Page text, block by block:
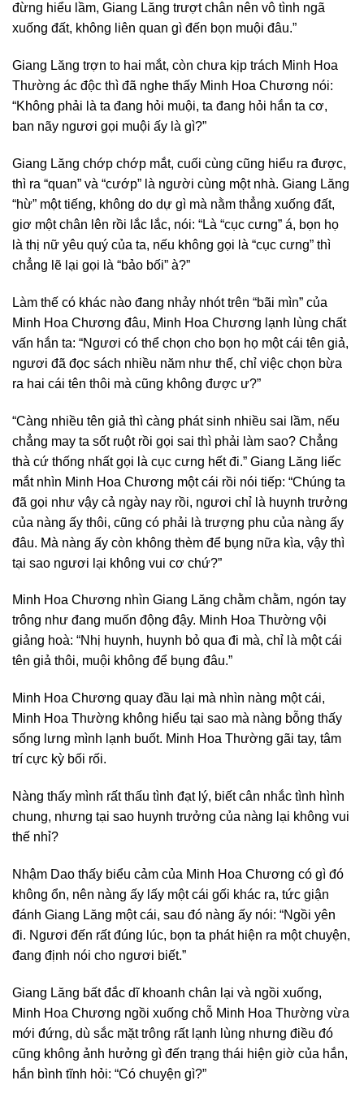
đừng hiểu lầm, Giang Lăng trượt chân nên vô tình ngã
xuống đất, không liên quan gì đến bọn muội đâu.”
Giang Lăng trợn to hai mắt, còn chưa kịp trách Minh Hoa
Thường ác độc thì đã nghe thấy Minh Hoa Chương nói:
“Không phải là ta đang hỏi muội, ta đang hỏi hắn ta cơ,
ban nãy ngươi gọi muội ấy là gì?”
Giang Lăng chớp chớp mắt, cuối cùng cũng hiểu ra được,
thì ra “quan” và “cướp” là người cùng một nhà. Giang Lăng
“hừ” một tiếng, không do dự gì mà nằm thẳng xuống đất,
giơ một chân lên rồi lắc lắc, nói: “Là “cục cưng” á, bọn họ
là thị nữ yêu quý của ta, nếu không gọi là “cục cưng” thì
chẳng lẽ lại gọi là “bảo bối” à?”
Làm thế có khác nào đang nhảy nhót trên “bãi mìn” của
Minh Hoa Chương đâu, Minh Hoa Chương lạnh lùng chất
vấn hắn ta: “Ngươi có thể chọn cho bọn họ một cái tên giả,
ngươi đã đọc sách nhiều năm như thế, chỉ việc chọn bừa
ra hai cái tên thôi mà cũng không được ư?”
“Càng nhiều tên giả thì càng phát sinh nhiều sai lầm, nếu
chẳng may ta sốt ruột rồi gọi sai thì phải làm sao? Chẳng
thà cứ thống nhất gọi là cục cưng hết đi.” Giang Lăng liếc
mắt nhìn Minh Hoa Chương một cái rồi nói tiếp: “Chúng ta
đã gọi như vậy cả ngày nay rồi, ngươi chỉ là huynh trưởng
của nàng ấy thôi, cũng có phải là trượng phu của nàng ấy
đâu. Mà nàng ấy còn không thèm để bụng nữa kìa, vậy thì
tại sao ngươi lại không vui cơ chứ?”
Minh Hoa Chương nhìn Giang Lăng chằm chằm, ngón tay
trông như đang muốn động đậy. Minh Hoa Thường vội
giảng hoà: “Nhị huynh, huynh bỏ qua đi mà, chỉ là một cái
tên giả thôi, muội không để bụng đâu.”
Minh Hoa Chương quay đầu lại mà nhìn nàng một cái,
Minh Hoa Thường không hiểu tại sao mà nàng bỗng thấy
sống lưng mình lạnh buốt. Minh Hoa Thường gãi tay, tâm
trí cực kỳ bối rối.
Nàng thấy mình rất thấu tình đạt lý, biết cân nhắc tình hình
chung, nhưng tại sao huynh trưởng của nàng lại không vui
thế nhỉ?
Nhậm Dao thấy biểu cảm của Minh Hoa Chương có gì đó
không ổn, nên nàng ấy lấy một cái gối khác ra, tức giận
đánh Giang Lăng một cái, sau đó nàng ấy nói: “Ngồi yên
đi. Ngươi đến rất đúng lúc, bọn ta phát hiện ra một chuyện,
đang định nói cho ngươi biết.”
Giang Lăng bất đắc dĩ khoanh chân lại và ngồi xuống,
Minh Hoa Chương ngồi xuống chỗ Minh Hoa Thường vừa
mới đứng, dù sắc mặt trông rất lạnh lùng nhưng điều đó
cũng không ảnh hưởng gì đến trạng thái hiện giờ của hắn,
hắn bình tĩnh hỏi: “Có chuyện gì?”